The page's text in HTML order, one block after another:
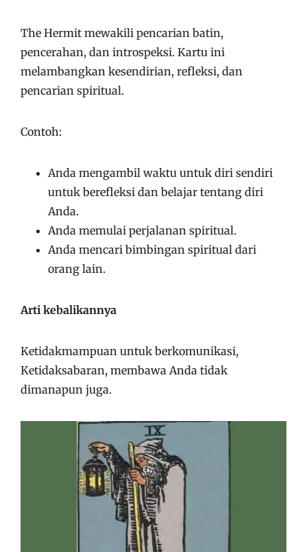
The Hermit mewakili pencarian batin,
pencerahan, dan introspeksi. Kartu ini
melambangkan kesendirian, refleksi, dan
pencarian spiritual.
Contoh:
Anda mengambil waktu untuk diri sendiri
untuk berefleksi dan belajar tentang diri
Anda.
Anda memulai perjalanan spiritual.
Anda mencari bimbingan spiritual dari
orang lain.
Arti kebalikannya
Ketidakmampuan untuk berkomunikasi,
Ketidaksabaran, membawa Anda tidak
dimanapun juga.